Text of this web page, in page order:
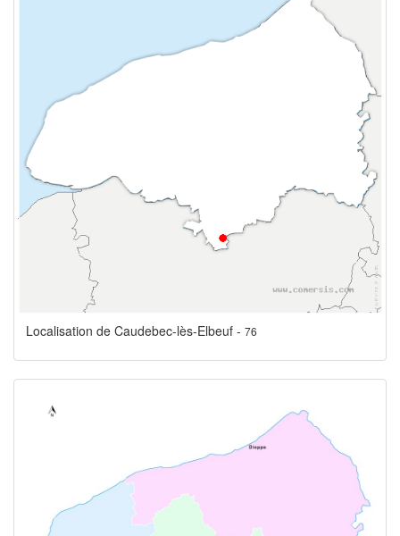
Localisation de Caudebec-lès-Elbeuf - 76